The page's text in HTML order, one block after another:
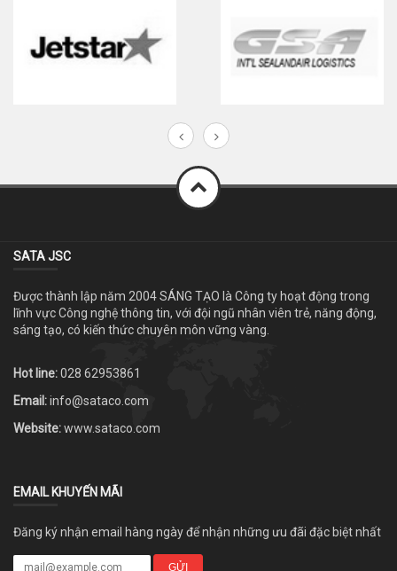
SATA JSC
Được thành lập năm 2004 SÁNG TẠO là Công ty hoạt động trong
lĩnh vực Công nghệ thông tin, với đội ngũ nhân viên trẻ, năng động,
sáng tạo, có kiến thức chuyên môn vững vàng.
Hot line:028 62953861
Email:info@sataco.com
Website:www.sataco.com
EMAIL KHUYẾN MÃI
Đăng ký nhận email hàng ngày để nhận những ưu đãi đặc biệt nhất
GỬI